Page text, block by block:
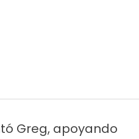
Greg, apoyando